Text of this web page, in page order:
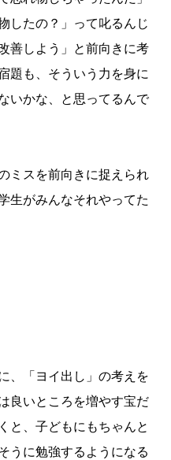
したの？」って叱るんじ
善しよう」と前向きに考
題も、そういう力を身に
いかな、と思ってるんで
ミスを前向きに捉えられ
生がみんなそれやってた
、「ヨイ出し」の考えを
良いところを増やす宝だ
と、子どもにもちゃんと
うに勉強するようになる